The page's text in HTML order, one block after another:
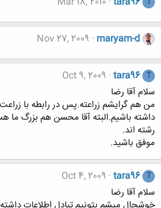
maryam-d
Nov 27, 2009
T
tara96
Oct 9, 2009
سلام آقا رضا
من هم گرايشم زراعته.پس در رابطه با
داشته باشيم.البته آقا محسن هم بزرگ
رشته اند.
موفق باشيد.
T
tara96
Oct 4, 2009
سلام آقا رضا